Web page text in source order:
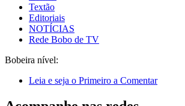
Textão
Editoriais
NOTÍCIAS
Rede Bobo de TV
Bobeira nível:
Leia e seja o Primeiro a Comentar